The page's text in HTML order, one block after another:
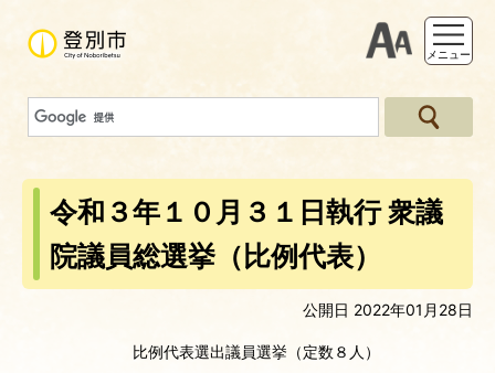
支援ツー
メニュー
令和３年１０月３１日執行 衆議
院議員総選挙（比例代表）
公開日 2022年01月28日
比例代表選出議員選挙（定数８人）